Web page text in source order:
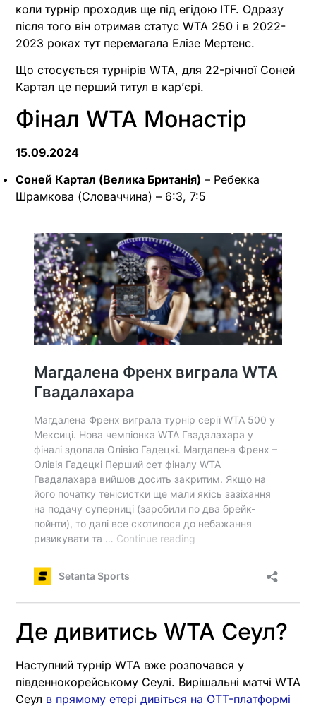
коли турнір проходив ще під егідою ITF. Одразу
після того він отримав статус WTA 250 і в 2022-
2023 роках тут перемагала Елізе Мертенс.
Що стосується турнірів WTA, для 22-річної Соней
Картал це перший титул в карʼєрі.
Фінал WTA Монастір
15.09.2024
Соней Картал (Велика Британія) – Ребекка
Шрамкова (Словаччина) – 6:3, 7:5
Де дивитись WTA Сеул?
Наступний турнір WTA вже розпочався у
південнокорейському Сеулі. Вирішальні матчі WTA
Сеул в прямому етері дивіться на OTT-платформі